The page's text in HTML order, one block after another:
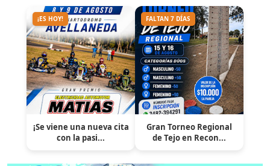
¡ES HOY!
¡Se viene una nueva cita
con la pasi...
FALTAN 7 DÍAS
Gran Torneo Regional
de Tejo en Recon...